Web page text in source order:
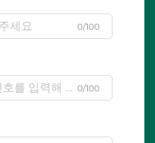
0/100
0/100